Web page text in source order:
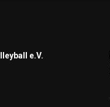
e.V.